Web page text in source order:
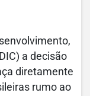
a decisão
diretamente
rumo ao